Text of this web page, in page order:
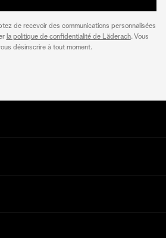
de recevoir des communications personnalisées
la politique de confidentialité de Läderach. Vous
désinscrire à tout moment.